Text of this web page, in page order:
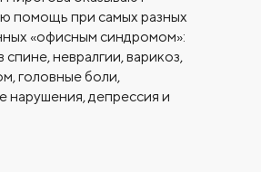
помощь при самых разных
«офисным синдромом»:
невралгии, варикоз,
головные боли,
нарушения, депрессия и